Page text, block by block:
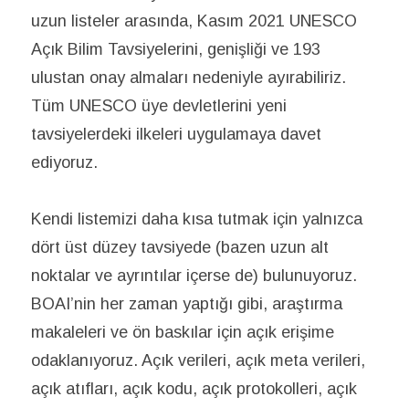
uzun listeler arasında, Kasım 2021 UNESCO
Açık Bilim Tavsiyelerini, genişliği ve 193
ulustan onay almaları nedeniyle ayırabiliriz.
Tüm UNESCO üye devletlerini yeni
tavsiyelerdeki ilkeleri uygulamaya davet
ediyoruz.
Kendi listemizi daha kısa tutmak için yalnızca
dört üst düzey tavsiyede (bazen uzun alt
noktalar ve ayrıntılar içerse de) bulunuyoruz.
BOAI’nin her zaman yaptığı gibi, araştırma
makaleleri ve ön baskılar için açık erişime
odaklanıyoruz. Açık verileri, açık meta verileri,
açık atıfları, açık kodu, açık protokolleri, açık